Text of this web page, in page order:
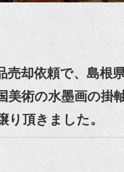
売却依頼で、島根
美術の水墨画の掛
り頂きました。